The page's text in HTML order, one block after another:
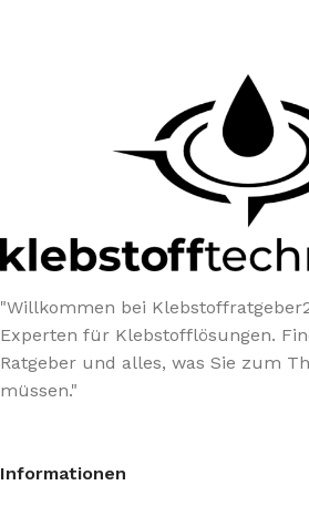
"Willkommen bei
Experten für Klebstofflösungen.
Ratgeber und alles, was Sie zum
müssen."
Informationen